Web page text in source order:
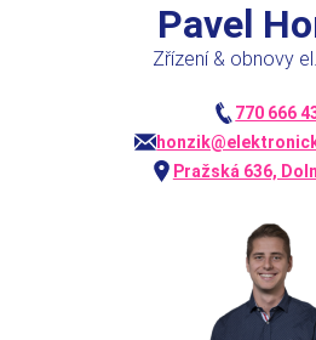
Pavel
Zřízení & obnovy
770 666
Pražská 636,